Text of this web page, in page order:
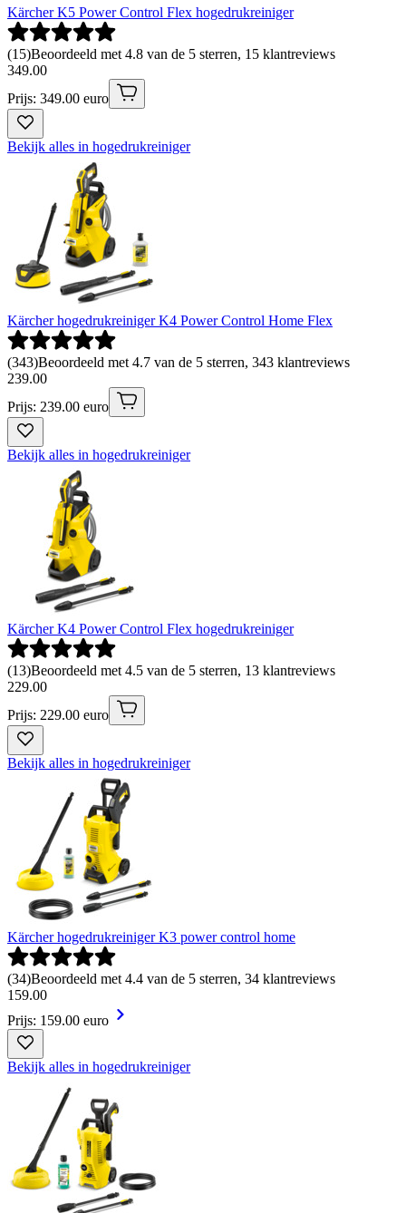
Kärcher K5 Power Control Flex hogedrukreiniger
(15)Beoordeeld met 4.8 van de 5 sterren, 15 klantreviews
349.00
Prijs: 349.00 euro
Bekijk alles in hogedrukreiniger
Kärcher hogedrukreiniger K4 Power Control Home Flex
(343)Beoordeeld met 4.7 van de 5 sterren, 343 klantreviews
239.00
Prijs: 239.00 euro
Bekijk alles in hogedrukreiniger
Kärcher K4 Power Control Flex hogedrukreiniger
(13)Beoordeeld met 4.5 van de 5 sterren, 13 klantreviews
229.00
Prijs: 229.00 euro
Bekijk alles in hogedrukreiniger
Kärcher hogedrukreiniger K3 power control home
(34)Beoordeeld met 4.4 van de 5 sterren, 34 klantreviews
159.00
Prijs: 159.00 euro
Bekijk alles in hogedrukreiniger